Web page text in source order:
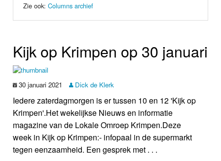
Zie ook:Columns archief
Kijk op Krimpen op 30 januari
30 januari 2021 Dick de Klerk
Iedere zaterdagmorgen is er tussen 10 en 12 'Kijk op
Krimpen'.Het wekelijkse Nieuws en informatie
magazine van de Lokale Omroep Krimpen.Deze
week in Kijk op Krimpen:- infopaal in de supermarkt
tegen eenzaamheid. Een gesprek met . . .